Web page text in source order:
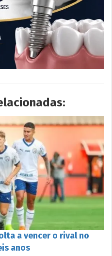
a vencer o rival no
anos